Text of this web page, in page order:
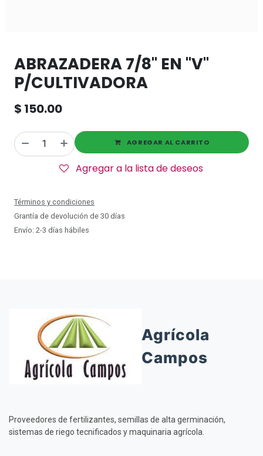
ABRAZADERA 7/8" EN "V"
P/CULTIVADORA
$ 150.00
AGREGAR AL CARRITO
Agregar a la lista de deseos
Términos y condiciones
Grantía de devolución de 30 días
Envío: 2-3 días hábiles
Agrícola
Campos
Proveedores de fertilizantes, semillas de alta germinación,
sistemas de riego tecnificados y maquinaria agrícola.